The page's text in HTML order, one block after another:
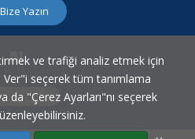
Bize Yazın
Ayarları
ve trafiği analiz etmek için
Ver"i seçerek tüm tanımlama
da "Çerez Ayarları"nı seçerek